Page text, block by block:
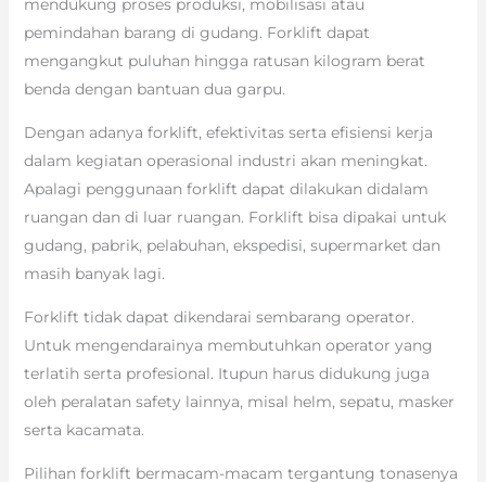
mendukung proses produksi, mobilisasi atau
pemindahan barang di gudang. Forklift dapat
mengangkut puluhan hingga ratusan kilogram berat
benda dengan bantuan dua garpu.
Dengan adanya forklift, efektivitas serta efisiensi kerja
dalam kegiatan operasional industri akan meningkat.
Apalagi penggunaan forklift dapat dilakukan didalam
ruangan dan di luar ruangan. Forklift bisa dipakai untuk
gudang, pabrik, pelabuhan, ekspedisi, supermarket dan
masih banyak lagi.
Forklift tidak dapat dikendarai sembarang operator.
Untuk mengendarainya membutuhkan operator yang
terlatih serta profesional. Itupun harus didukung juga
oleh peralatan safety lainnya, misal helm, sepatu, masker
serta kacamata.
Pilihan forklift bermacam-macam tergantung tonasenya